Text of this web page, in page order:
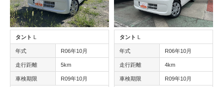
タント L
年式 R06年10月
走行距離 5km
車検期限 R09年10月
タント L
年式 R06年10月
走行距離 4km
車検期限 R09年10月